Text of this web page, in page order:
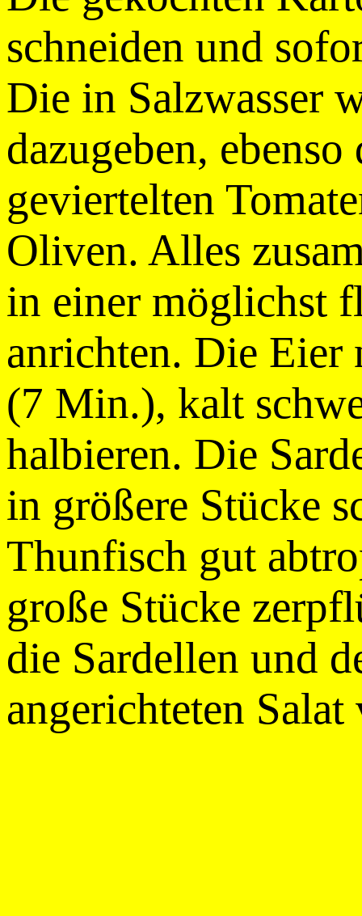
schneiden und
Die in Salzwasser
dazugeben,
geviertelten
Oliven. Alles
in einer möglichst
anrichten. Die Eier
(7 Min.), kalt
halbieren. Die
in größere Stücke
Thunfisch gut
große Stücke
die Sardellen und
angerichteten